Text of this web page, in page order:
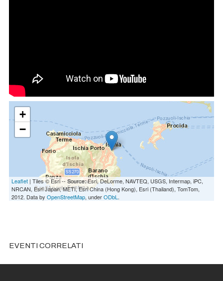
+
−
Leaflet | Tiles © Esri -- Source: Esri, DeLorme, NAVTEQ, USGS, Intermap, iPC,
NRCAN, Esri Japan, METI, Esri China (Hong Kong), Esri (Thailand), TomTom,
2012. Data by OpenStreetMap, underODbL .
EVENTI CORRELATI